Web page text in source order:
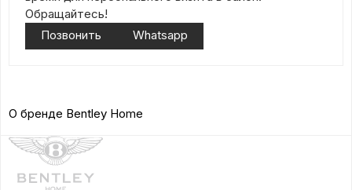
Обращайтесь!
Позвонить
Whatsapp
О бренде Bentley Home